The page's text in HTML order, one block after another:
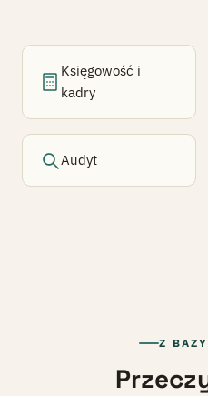
Księgowość i
kadry
Audyt
Z